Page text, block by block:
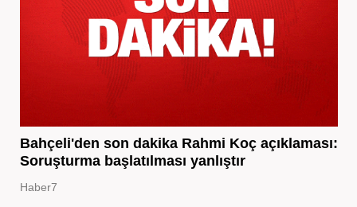
Bahçeli'den son dakika Rahmi Koç açıklaması:
Soruşturma başlatılması yanlıştır
Haber7